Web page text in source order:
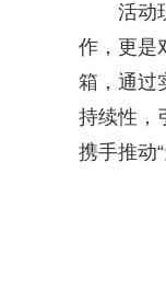
活动
作，更是
箱，通过
持续性，
携手推动